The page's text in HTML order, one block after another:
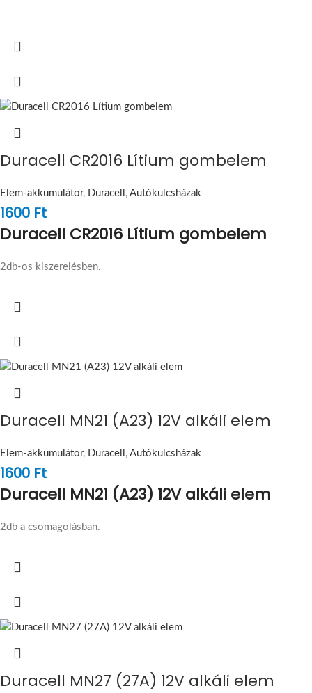
Duracell CR2016 Lítium gombelem
Elem-akkumulátor, Duracell , Autókulcsházak
1600 Ft
Duracell CR2016 Lítium gombelem
2db-os kiszerelésben.
Duracell MN21 (A23) 12V alkáli elem
Elem-akkumulátor, Duracell , Autókulcsházak
1600 Ft
Duracell MN21 (A23) 12V alkáli elem
2db a csomagolásban.
Duracell MN27 (27A) 12V alkáli elem